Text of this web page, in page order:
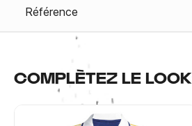
Référence
COMPLÈTEZ LE LOOK